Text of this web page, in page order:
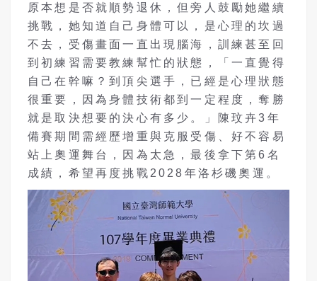
原本想是否就順勢退休，但旁人鼓勵她繼續
挑戰，她知道自己身體可以，是心理的坎過
不去，受傷畫面一直出現腦海，訓練甚至回
到初練習需要教練幫忙的狀態，「一直覺得
自己在幹嘛？到頂尖選手，已經是心理狀態
很重要，因為身體技術都到一定程度，奪勝
就是取決想要的決心有多少。」陳玟卉3年
備賽期間需經歷增重與克服受傷、好不容易
站上奧運舞台，因為太急，最後拿下第6名
成績，希望再度挑戰2028年洛杉磯奧運。